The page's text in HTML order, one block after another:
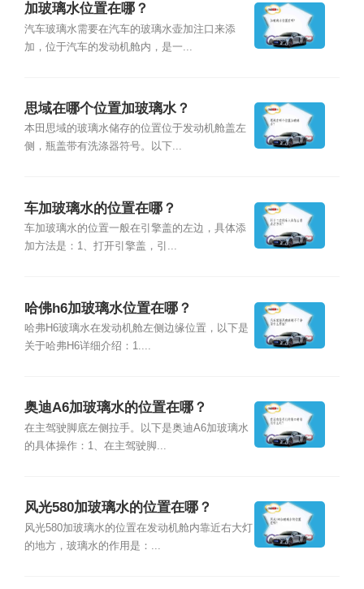
加玻璃水位置在哪？
汽车玻璃水需要在汽车的玻璃水壶加注口来添
加，位于汽车的发动机舱内，是一...
思域在哪个位置加玻璃水？
本田思域的玻璃水储存的位置位于发动机舱盖左
侧，瓶盖带有洗涤器符号。以下...
车加玻璃水的位置在哪？
车加玻璃水的位置一般在引擎盖的左边，具体添
加方法是：1、打开引擎盖，引...
哈佛h6加玻璃水位置在哪？
哈弗H6玻璃水在发动机舱左侧边缘位置，以下是
关于哈弗H6详细介绍：1....
奥迪A6加玻璃水的位置在哪？
在主驾驶脚底左侧拉手。以下是奥迪A6加玻璃水
的具体操作：1、在主驾驶脚...
风光580加玻璃水的位置在哪？
风光580加玻璃水的位置在发动机舱内靠近右大灯
的地方，玻璃水的作用是：...